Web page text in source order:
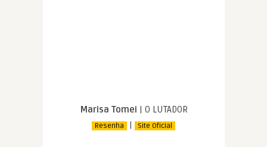
Marisa Tomei | O LUTADOR
Resenha | Site Oficial